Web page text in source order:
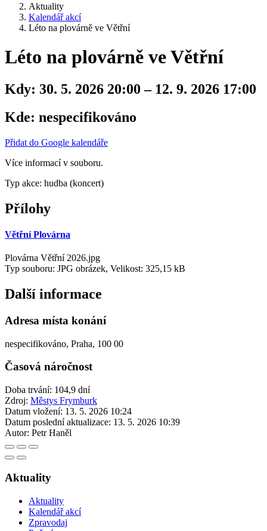
Aktuality
Kalendář akcí
Léto na plovárně ve Větřní
Léto na plovárně ve Větřní
Kdy: 30. 5. 2026 20:00 – 12. 9. 2026 17:00
Kde: nespecifikováno
Přidat do Google kalendáře
Více informací v souboru.
Typ akce: hudba (koncert)
Přílohy
Větřní Plovárna
Plovárna Větřní 2026.jpg
Typ souboru: JPG obrázek, Velikost: 325,15 kB
Další informace
Adresa místa konání
nespecifikováno, Praha, 100 00
Časová náročnost
Doba trvání: 104,9 dní
Zdroj: Městys Frymburk
Datum vložení: 13. 5. 2026 10:24
Datum poslední aktualizace: 13. 5. 2026 10:39
Autor: Petr Haněl
Aktuality
Aktuality
Kalendář akcí
Zpravodaj